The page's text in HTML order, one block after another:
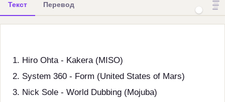
Текст Перевод
1. Hiro Ohta - Kakera (MISO)
2. System 360 - Form (United States of Mars)
3. Nick Sole - World Dubbing (Mojuba)